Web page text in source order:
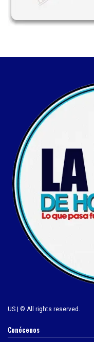
US | © All rights reserved.
Conócenos